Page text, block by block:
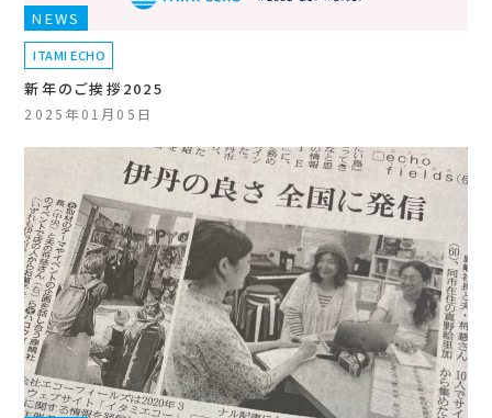
NEWS
ITAMI ECHO
新年のご挨拶2025
2025年01月05日